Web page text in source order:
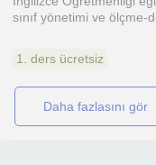
sınıf yönetimi ve ölçme-
1. ders ücretsiz
daha fazlasını gör